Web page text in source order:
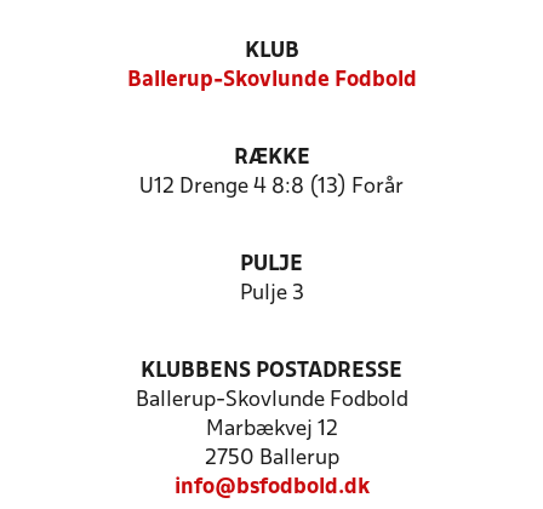
KLUB
Ballerup-Skovlunde Fodbold
RÆKKE
U12 Drenge 4 8:8 (13) Forår
PULJE
Pulje 3
KLUBBENS POSTADRESSE
Ballerup-Skovlunde Fodbold
Marbækvej 12
2750 Ballerup
info@bsfodbold.dk